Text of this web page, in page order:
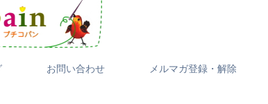
お問い合わせ メルマガ登録・解除